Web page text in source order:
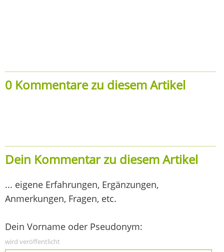
0 Kommentare zu diesem Artikel
Dein Kommentar zu diesem Artikel
... eigene Erfahrungen, Ergänzungen,
Anmerkungen, Fragen, etc.
Dein Vorname oder Pseudonym:
wird veröffentlicht